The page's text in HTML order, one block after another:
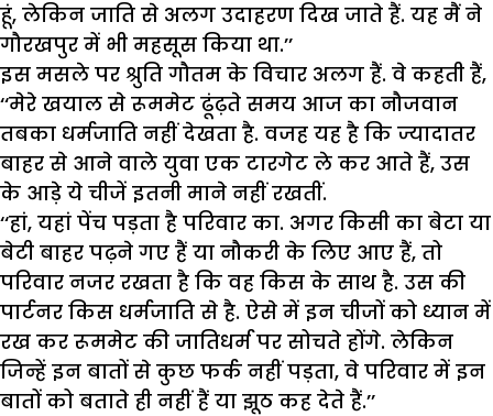
हूं, लेकिन जाति से अलग उदाहरण दिख जाते हैं. यह मैं ने
गौरखपुर में भी महसूस किया था.’’
इस मसले पर श्रुति गौतम के विचार अलग हैं. वे कहती हैं,
‘‘मेरे खयाल से रूममेट ढूंढ़ते समय आज का नौजवान
तबका धर्मजाति नहीं देखता है. वजह यह है कि ज्यादातर
बाहर से आने वाले युवा एक टारगेट ले कर आते हैं, उस
के आड़े ये चीजें इतनी माने नहीं रखतीं.
‘‘हां, यहां पेंच पड़ता है परिवार का. अगर किसी का बेटा या
बेटी बाहर पढ़ने गए हैं या नौकरी के लिए आए हैं, तो
परिवार नजर रखता है कि वह किस के साथ है. उस की
पार्टनर किस धर्मजाति से है. ऐसे में इन चीजों को ध्यान में
रख कर रूममेट की जातिधर्म पर सोचते होंगे. लेकिन
जिन्हें इन बातों से कुछ फर्क नहीं पड़ता, वे परिवार में इन
बातों को बताते ही नहीं हैं या झूठ कह देते हैं.’’